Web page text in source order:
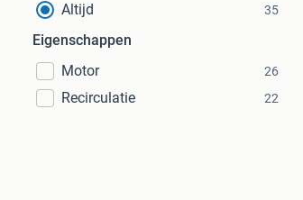
Altijd 35
Eigenschappen
Motor
26
Recirculatie 22